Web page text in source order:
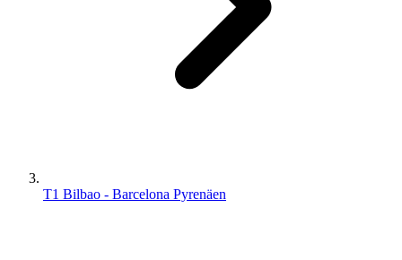
T1 Bilbao - Barcelona Pyrenäen